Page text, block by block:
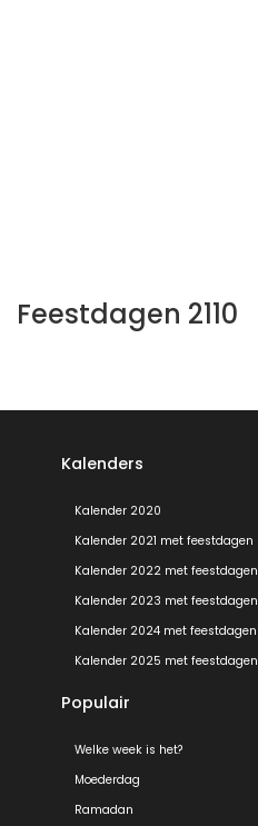
Feestdagen 2110
Kalenders
Kalender 2020
Kalender 2021 met feestdagen
Kalender 2022 met feestdagen
Kalender 2023 met feestdagen
Kalender 2024 met feestdagen
Kalender 2025 met feestdagen
Populair
Welke week is het?
Moederdag
Ramadan